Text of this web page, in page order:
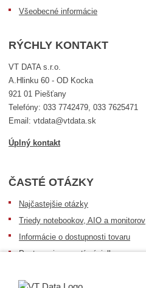
Všeobecné informácie
RÝCHLY KONTAKT
VT DATA s.r.o.
A.Hlinku 60 - OD Kocka
921 01 Piešťany
Telefóny: 033 7742479, 033 7625471
Email: vtdata@vtdata.sk
Úplný kontakt
ČASTÉ OTÁZKY
Najčastejšie otázky
Triedy notebookov, AIO a monitorov
Informácie o dostupnosti tovaru
Postup pri prevzatí zásielky